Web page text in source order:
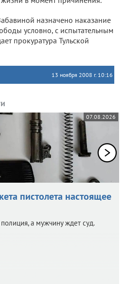
назначено наказание
условно, с испытательным
прокуратура Тульской
13 ноября 2008 г. 10:16
07.08.2026
пистолета настоящее
а мужчину ждет суд.